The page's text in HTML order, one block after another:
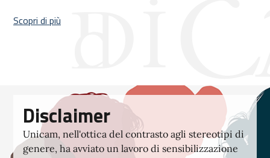
Scopri di più
Disclaimer
Unicam, nell'ottica del contrasto agli stereotipi di
genere, ha avviato un lavoro di sensibilizzazione